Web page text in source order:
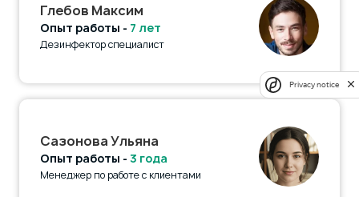
Глебов Максим
Опыт работы - 7 лет
Дезинфектор специалист
Сазонова Ульяна
Опыт работы - 3 года
Менеджер по работе с клиентами
Privacy notice